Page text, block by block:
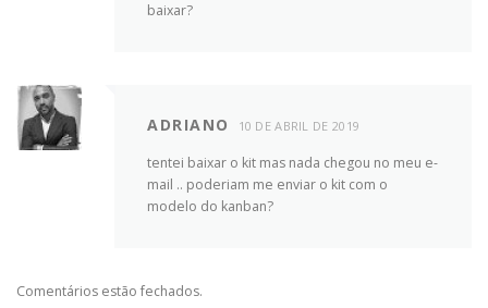
baixar?
ADRIANO 10 DE ABRIL DE 2019
tentei baixar o kit mas nada chegou no meu e-
mail .. poderiam me enviar o kit com o
modelo do kanban?
Comentários estão fechados.